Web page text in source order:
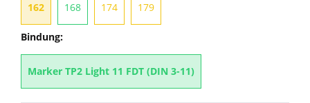
162 168 174 179
Bindung:
Marker TP2 Light 11 FDT (DIN 3-11)